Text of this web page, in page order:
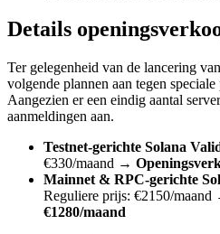
Details
Ter gelegenheid van de lancering
volgende plannen aan tegen
Aangezien er een eindig aantal
aanmeldingen aan.
Testnet-gerichte Solana
€330/maand →
Mainnet & RPC-gerichte
Reguliere prijs: €2150/maand
€1280/maand